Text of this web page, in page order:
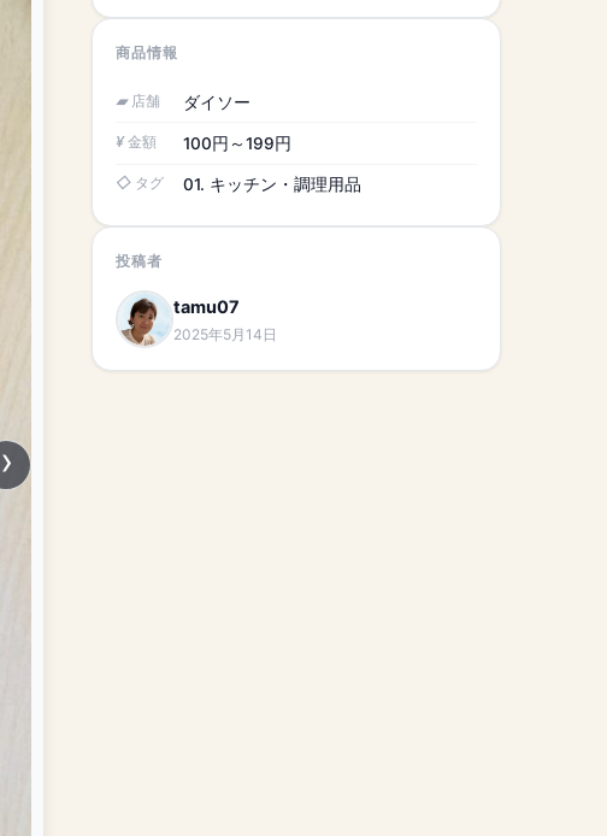
商品情報
店舗 ダイソー
金額 100円～199円
タグ 01. キッチン・調理用品
投稿者
tamu07
2025年5月14日